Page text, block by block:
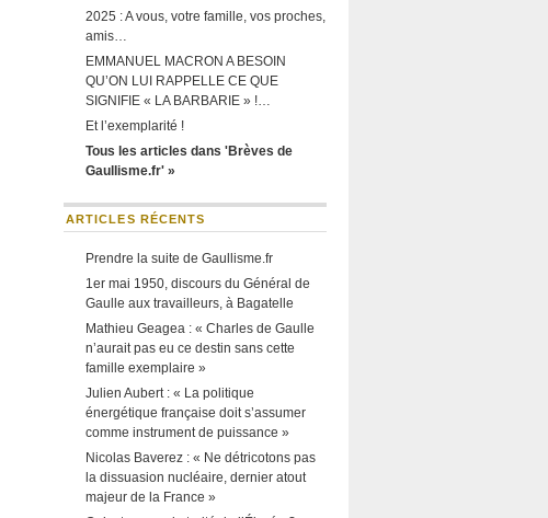
2025 : A vous, votre famille, vos proches,
amis…
EMMANUEL MACRON A BESOIN
QU’ON LUI RAPPELLE CE QUE
SIGNIFIE « LA BARBARIE » !…
Et l’exemplarité !
Tous les articles dans 'Brèves de
Gaullisme.fr' »
ARTICLES RÉCENTS
Prendre la suite de Gaullisme.fr
1er mai 1950, discours du Général de
Gaulle aux travailleurs, à Bagatelle
Mathieu Geagea : « Charles de Gaulle
n’aurait pas eu ce destin sans cette
famille exemplaire »
Julien Aubert : « La politique
énergétique française doit s’assumer
comme instrument de puissance »
Nicolas Baverez : « Ne détricotons pas
la dissuasion nucléaire, dernier atout
majeur de la France »